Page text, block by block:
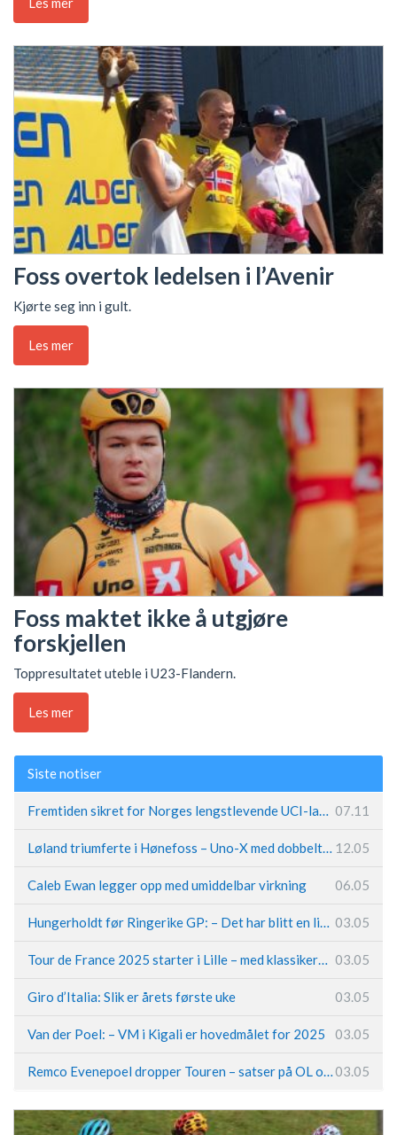
Foss overtok ledelsen i l’Avenir
Kjørte seg inn i gult.
Les mer
Foss maktet ikke å utgjøre
forskjellen
Toppresultatet uteble i U23-Flandern.
Les mer
Siste notiser
Fremtiden sikret for Norges lengstlevende UCI-lag – Kristoff trer inn i sentral rolle 07.11
Løland triumferte i Hønefoss – Uno-X med dobbeltslag på hjemmebane 12.05
Caleb Ewan legger opp med umiddelbar virkning 06.05
Hungerholdt før Ringerike GP: – Det har blitt en livsstil 03.05
Tour de France 2025 starter i Lille – med klassikerpreg 03.05
Giro d’Italia: Slik er årets første uke 03.05
Van der Poel: – VM i Kigali er hovedmålet for 2025 03.05
Remco Evenepoel dropper Touren – satser på OL og Vueltaen03.05